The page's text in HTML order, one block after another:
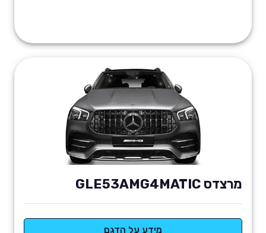
מרצדס GLE53AMG4MATIC
מידע על הדגם